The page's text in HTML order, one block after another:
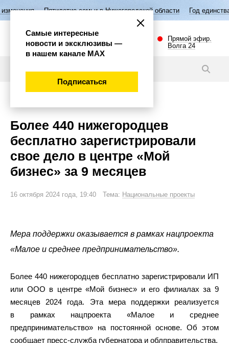
Пятилетие семьи в Нижегородской области Год единства народов
Прямой эфир.
Волга 24
Более 440 нижегородцев
бесплатно зарегистрировали
свое дело в центре «Мой
бизнес» за 9 месяцев
16 октября 2024 года, 19:40 Тема: Национальные проекты
Мера поддержки оказывается в рамках нацпроекта
«Малое и среднее предпринимательство».
Более 440 нижегородцев бесплатно зарегистрировали ИП
или ООО в центре «Мой бизнес» и его филиалах за 9
месяцев 2024 года. Эта мера поддержки реализуется
в рамках нацпроекта «Малое и среднее
предпринимательство» на постоянной основе. Об этом
сообщает пресс-служба губернатора и облправительства.
Самые интересные
новости и эксклюзивы —
в нашем канале МАХ
Подписаться